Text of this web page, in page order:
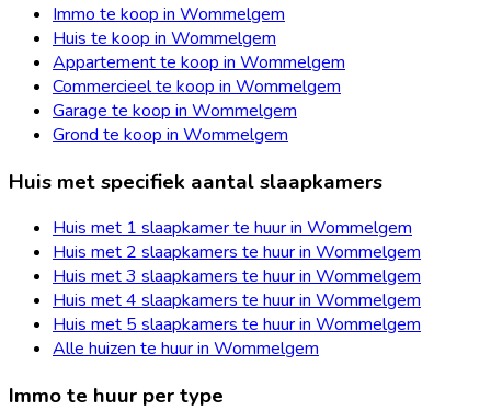
Immo te koop in Wommelgem
Huis te koop in Wommelgem
Appartement te koop in Wommelgem
Commercieel te koop in Wommelgem
Garage te koop in Wommelgem
Grond te koop in Wommelgem
Huis met specifiek aantal slaapkamers
Huis met 1 slaapkamer te huur in Wommelgem
Huis met 2 slaapkamers te huur in Wommelgem
Huis met 3 slaapkamers te huur in Wommelgem
Huis met 4 slaapkamers te huur in Wommelgem
Huis met 5 slaapkamers te huur in Wommelgem
Alle huizen te huur in Wommelgem
Immo te huur per type